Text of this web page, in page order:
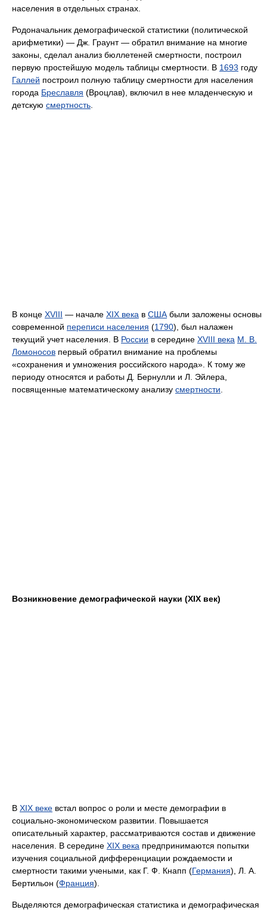
населения в отдельных странах.
Родоначальник демографической статистики (политической
арифметики) — Дж. Граунт — обратил внимание на многие
законы, сделал анализ бюллетеней смертности, построил
первую простейшую модель таблицы смертности. В 1693 году
Галлей построил полную таблицу смертности для населения
города Бреславля (Вроцлав), включил в нее младенческую и
детскую смертность
В конце XVIII — начале XIX века в США были заложены основы
современной переписи населения (1790), был налажен
текущий учет населения. В России в середине XVIII века М. В.
Ломоносов первый обратил внимание на проблемы
«сохранения и умножения российского народа». К тому же
периоду относятся и работы Д. Бернулли и Л. Эйлера,
посвященные математическому анализу смертности
Возникновение демографической науки (XIX век)
В XIX веке встал вопрос о роли и месте демографии в
социально-экономическом развитии. Повышается
описательный характер, рассматриваются состав и движение
населения. В середине XIX века предпринимаются попытки
изучения социальной дифференциации рождаемости и
смертности такими учеными, как Г. Ф. Кнапп (Германия), Л. А.
Бертильон (Франция).
Выделяются демографическая статистика и демографическая